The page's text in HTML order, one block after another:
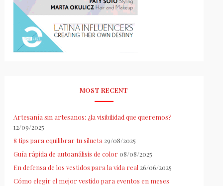
MOST RECENT
Artesanía sin artesanos: ¿la visibilidad que queremos?
12/09/2025
8 tips para equilibrar tu silueta 29/08/2025
Guía rápida de autoanálisis de color 08/08/2025
En defensa de los vestidos para la vida real 26/06/2025
Cómo elegir el mejor vestido para eventos en meses